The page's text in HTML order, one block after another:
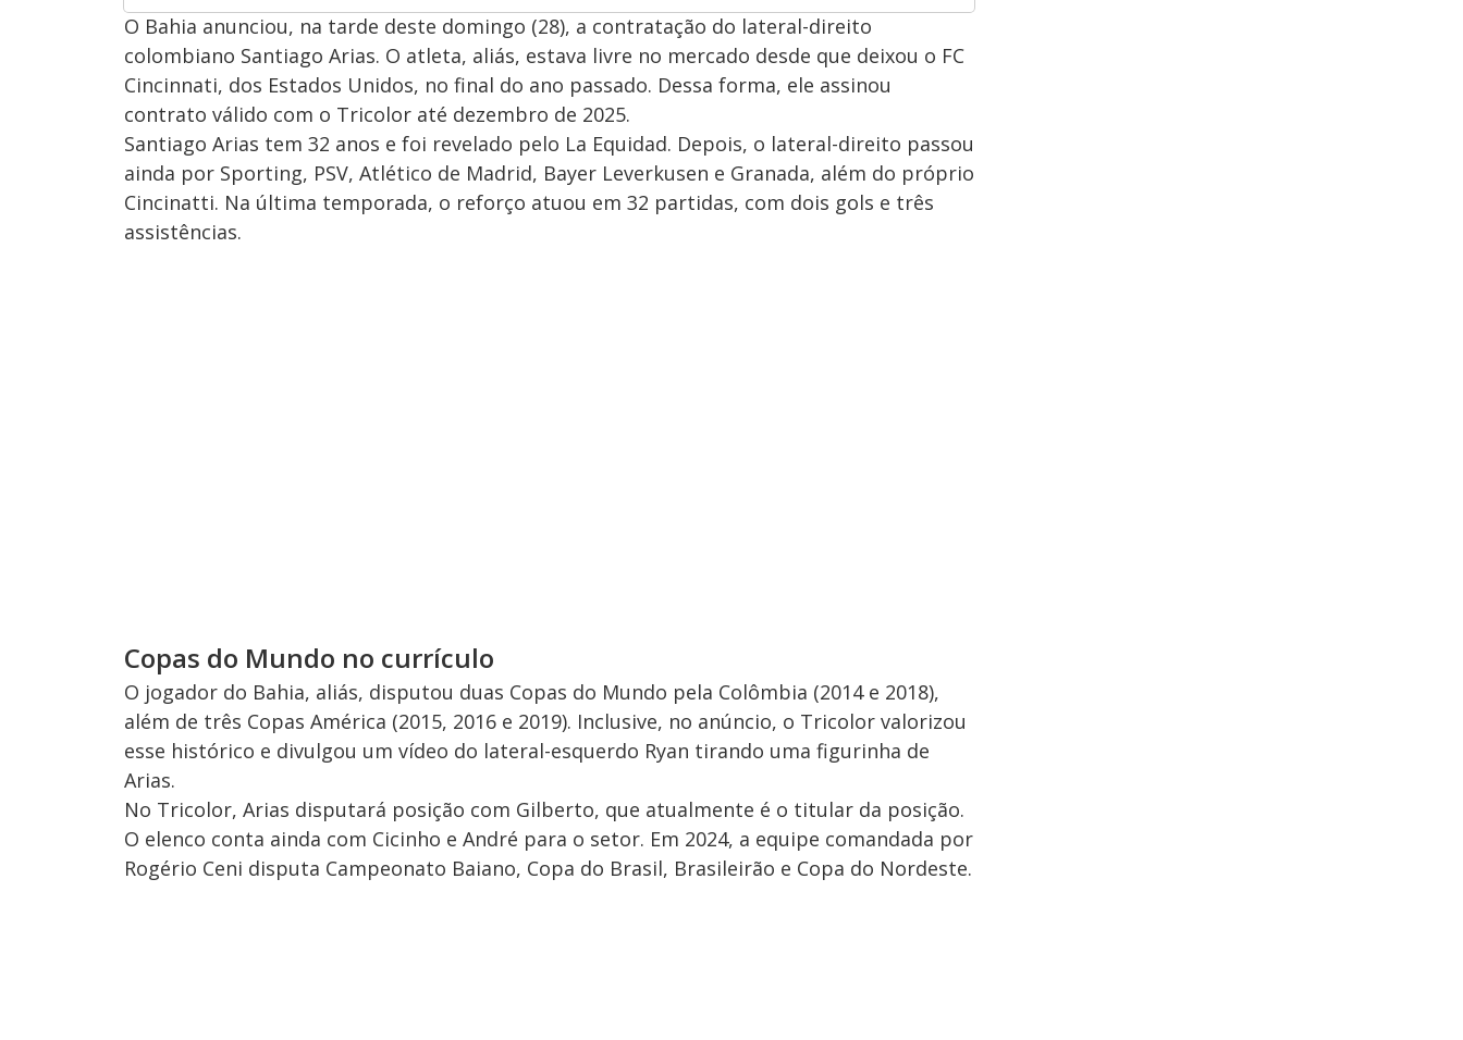
O Bahia anunciou, na tarde deste domingo (28), a contratação do lateral-direito
colombiano Santiago Arias. O atleta, aliás, estava livre no mercado desde que deixou o FC
Cincinnati, dos Estados Unidos, no final do ano passado. Dessa forma, ele assinou
contrato válido com o Tricolor até dezembro de 2025.
Santiago Arias tem 32 anos e foi revelado pelo La Equidad. Depois, o lateral-direito passou
ainda por Sporting, PSV, Atlético de Madrid, Bayer Leverkusen e Granada, além do próprio
Cincinatti. Na última temporada, o reforço atuou em 32 partidas, com dois gols e três
assistências.
Copas do Mundo no currículo
O jogador do Bahia, aliás, disputou duas Copas do Mundo pela Colômbia (2014 e 2018),
além de três Copas América (2015, 2016 e 2019). Inclusive, no anúncio, o Tricolor valorizou
esse histórico e divulgou um vídeo do lateral-esquerdo Ryan tirando uma figurinha de
Arias.
No Tricolor, Arias disputará posição com Gilberto, que atualmente é o titular da posição.
O elenco conta ainda com Cicinho e André para o setor. Em 2024, a equipe comandada por
Rogério Ceni disputa Campeonato Baiano, Copa do Brasil, Brasileirão e Copa do Nordeste.